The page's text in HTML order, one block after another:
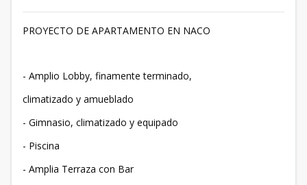
PROYECTO DE APARTAMENTO EN NACO
- Amplio Lobby, finamente terminado,
climatizado y amueblado
- Gimnasio, climatizado y equipado
- Piscina
- Amplia Terraza con Bar